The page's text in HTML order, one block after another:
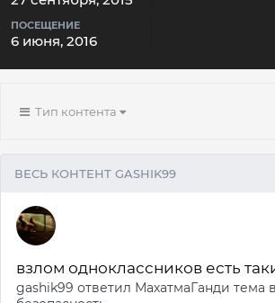
ПОСЕЩЕНИЕ
6 июня, 2016
Тип контента
ВЕСЬ КОНТЕНТ GASHIK99
взлом одноклассников есть
gashik99 ответил МахатмаГанди тема в